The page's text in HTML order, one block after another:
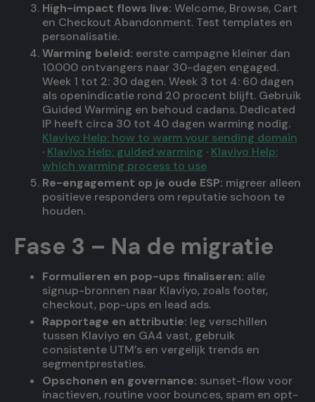
High-impact flows live: Welcome, Browse, Cart
en Checkout Abandonment. Test templates en
personalisatie.
Warming beleid: eerste campagne kleiner dan
10.000 ontvangers naar 30-dagen engaged.
Week 1 tot 2: 30 dagen. Week 3 tot 4: 60 dagen
als openindicatie rond 20 procent blijft. Gebruik
Guided Warming en behoud cadans. Dedicated
IP heeft circa 30 tot 40 dagen warming nodig.
Klaviyo Help: how to warm your sending domain
· Klaviyo Help: guided warming · Klaviyo Help:
which warming process to use
Re-engagement op je oude ESP: migreer alleen
positieve responders om reputatie schoon te
houden.
Fase 3 – Na de migratie
Formulieren en pop-ups finaliseren: alle
signup-bronnen naar Klaviyo, zoals footer,
checkout, pop-ups en lead ads.
Rapportage en attributie: leg verschillen
tussen Klaviyo en GA4 vast, gebruik
consistente UTM’s en vergelijk trends en
segmentprestaties.
Opschonen en governance: sunset-flow voor
inactieven, routine voor bounces, spam en opt-